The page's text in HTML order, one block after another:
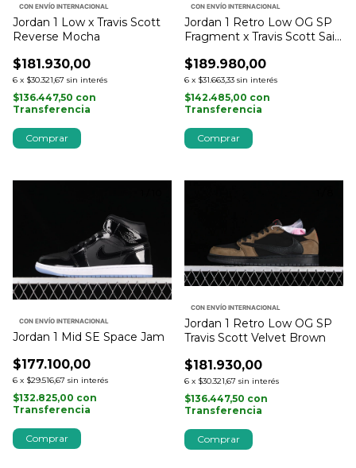
CON ENVÍO INTERNACIONAL
Jordan 1 Low x Travis Scott
Reverse Mocha
$181.930,00
6 x $30.321,67 sin interés
$136.447,50 con
Transferencia
Comprar
CON ENVÍO INTERNACIONAL
Jordan 1 Retro Low OG SP
Fragment x Travis Scott Sail
$189.980,00
6 x $31.663,33 sin interés
$142.485,00 con
Transferencia
Comprar
CON ENVÍO INTERNACIONAL
Jordan 1 Mid SE Space Jam
$177.100,00
6 x $29.516,67 sin interés
$132.825,00 con
Transferencia
Comprar
CON ENVÍO INTERNACIONAL
Jordan 1 Retro Low OG SP
Travis Scott Velvet Brown
$181.930,00
6 x $30.321,67 sin interés
$136.447,50 con
Transferencia
Comprar